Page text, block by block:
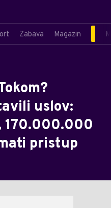
Zabava Magazin
uslov:
170.000.000
pristup